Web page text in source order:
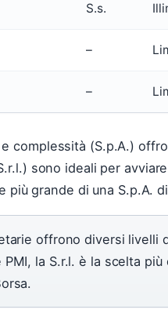
S.s.
–
–
complessità (S.p.A.)
sono ideali per
più grande di una S.p.A.
offrono diversi livelli
la S.r.l. è la scelta